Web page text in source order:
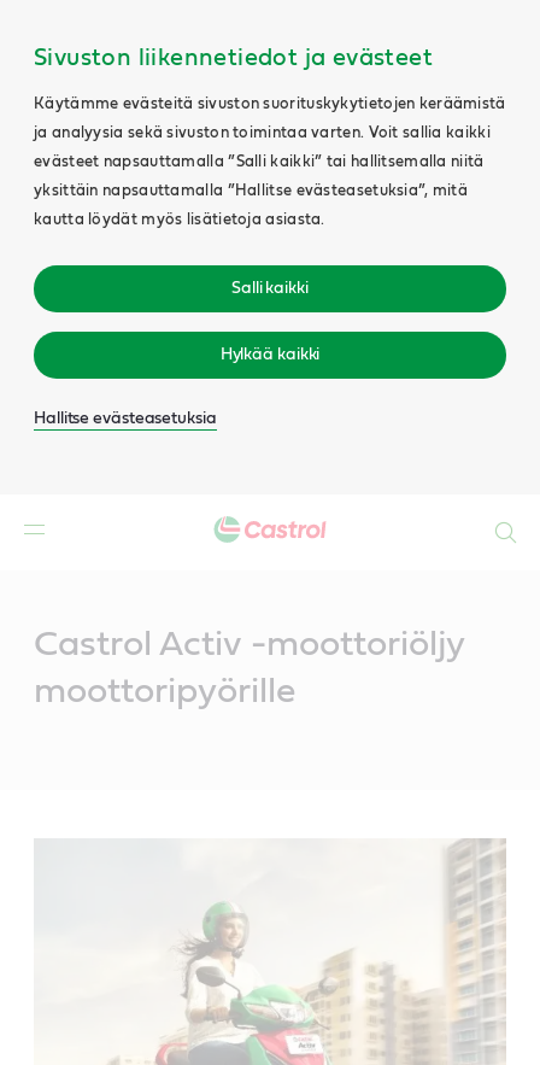
Sivuston liikennetiedot ja evästeet
Käytämme evästeitä sivuston suorituskykytietojen keräämistä
ja analyysia sekä sivuston toimintaa varten. Voit sallia kaikki
evästeet napsauttamalla ”Salli kaikki” tai hallitsemalla niitä
yksittäin napsauttamalla ”Hallitse evästeasetuksia”, mitä
kautta löydät myös lisätietoja asiasta.
Salli kaikki
Hylkää kaikki
Hallitse evästeasetuksia
Castrol Activ -moottoriöljy
moottoripyörille